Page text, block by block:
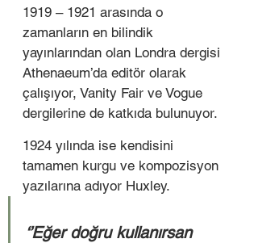
1919 – 1921 arasında o
zamanların en bilindik
yayınlarından olan Londra dergisi
Athenaeum’da editör olarak
çalışıyor, Vanity Fair ve Vogue
dergilerine de katkıda bulunuyor.
1924 yılında ise kendisini
tamamen kurgu ve kompozisyon
yazılarına adıyor Huxley.
‘’Eğer doğru kullanırsan